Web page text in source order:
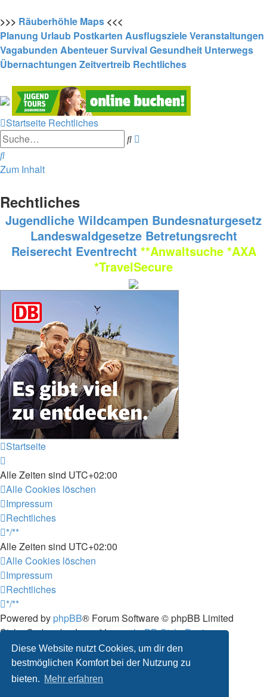
Diese Website nutzt Cookies, um dir den
bestmöglichen Komfort bei der Nutzung zu
bieten. Mehr erfahren
>>> Räuberhöhle Maps <<<
Planung Urlaub Postkarten AusflugszieleVeranstaltungen
Vagabunden AbenteuerSurvivalGesundheit Unterwegs
Übernachtungen Zeitvertreib Rechtliches
Startseite Rechtliches
Suche
Suche
Zum Inhalt
Rechtliches
Jugendliche Wildcampen Bundesnaturgesetz
Landeswaldgesetze Betretungsrecht
Reiserecht Eventrecht **Anwaltsuche *AXA
*TravelSecure
Startseite
Alle Zeiten sind UTC+02:00
Alle Cookies löschen
Impressum
Rechtliches
*/**
Alle Zeiten sind UTC+02:00
Alle Cookies löschen
Impressum
Rechtliches
*/**
Powered by phpBB® Forum Software © phpBB Limited
Style: Carbon by Joyce&LunaphpBB-Style-Design
Deutsche Übersetzung durchphpBB.de
Datenschutz|Nutzungsbedingungen